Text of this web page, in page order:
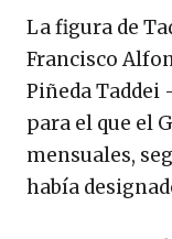
La figura de
Francisco
Piñeda
para el que el
mensuales,
había